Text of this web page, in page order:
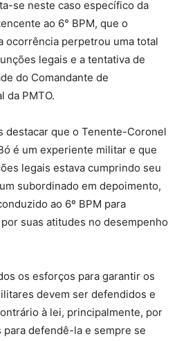
se neste caso específico da
ao 6° BPM, que o
ocorrência perpetrou uma total
legais e a tentativa de
do Comandante de
da PMTO.
destacar que o Tenente-Coronel
é um experiente militar e que
legais estava cumprindo seu
subordinado em depoimento,
ao 6º BPM para
suas atitudes no desempenho
os esforços para garantir os
devem ser defendidos e
à lei, principalmente, por
defendê-la e sempre se